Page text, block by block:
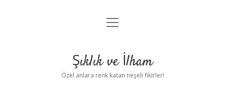
Anasayfa
Yasal Uyarı
menüyü
Şıklık ve İlham
Özel anlara renk katan neşeli fikirler!